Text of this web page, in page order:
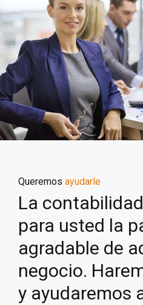
Queremos ayudarle
La
para usted la
agradable de
negocio.
y ayudaremos